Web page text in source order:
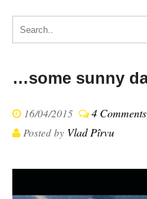
…some sunny
16/04/2015 4 Comments
Posted by Vlad Pîrvu